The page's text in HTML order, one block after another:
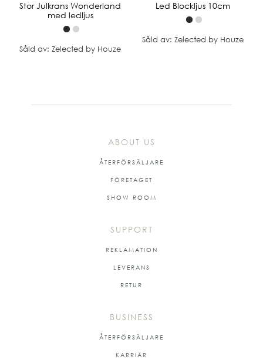
Stor Julkrans Wonderland
med ledljus
Såld av: Zelected by Houze
Led Blockljus 10cm
Såld av: Zelected by Houze
ABOUT US
ÅTERFÖRSÄLJARE
FÖRETAGET
SHOW ROOM
SUPPORT
REKLAMATION
LEVERANS
RETUR
BUSINESS
ÅTERFÖRSÄLJARE
KARRIÄR